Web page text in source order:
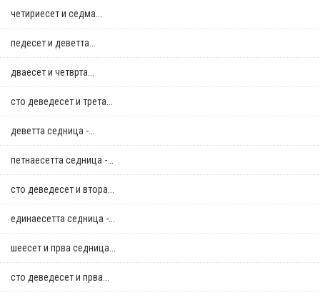
четириесет и седма...
педесет и деветта...
дваесет и четврта...
сто деведесет и трета...
деветта седница -...
петнаесетта седница -...
сто деведесет и втора...
единаесетта седница -...
шеесет и прва седница...
сто деведесет и прва...